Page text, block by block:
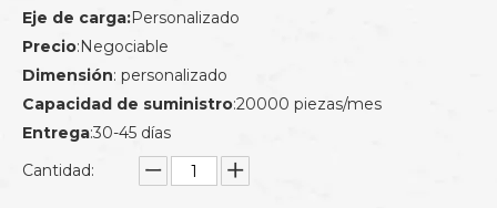
Eje de carga:Personalizado
Precio:Negociable
Dimensión: personalizado
Capacidad de suministro:20000 piezas/mes
Entrega:30-45 días
Cantidad: